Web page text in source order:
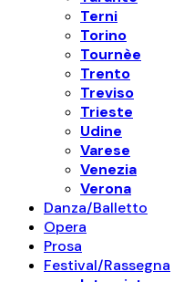
Terni
Torino
Tournèe
Trento
Treviso
Trieste
Udine
Varese
Venezia
Verona
Danza/Balletto
Opera
Prosa
Festival/Rassegna